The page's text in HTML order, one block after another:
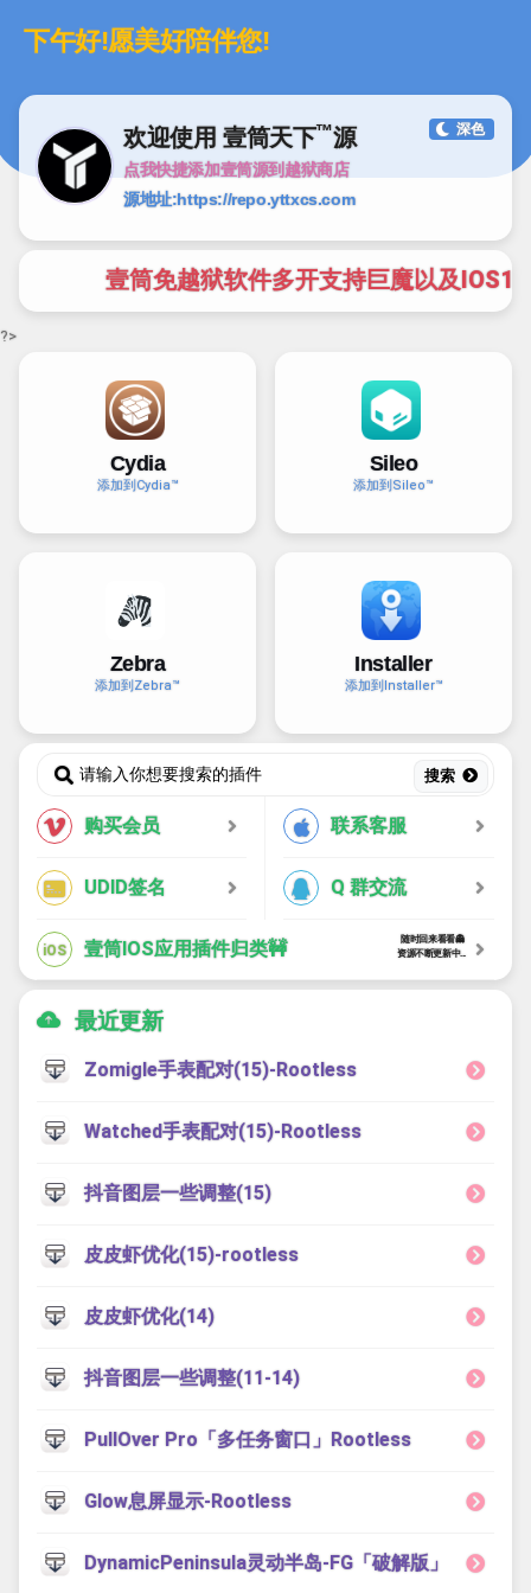
下午好!愿美好陪伴您!
深色
欢迎使用 壹筒天下™源
点我快捷添加壹筒源到越狱商店
源地址:https://repo.yttxcs.com
壹筒免越狱软件多开支持巨魔以及
?>
Cydia
添加到Cydia™
Sileo
添加到Sileo™
Zebra
添加到Zebra™
Installer
添加到Installer™
搜索
购买会员
UDID签名
联系客服
Q 群交流
iOS 壹筒IOS应用插件归类🚧
随时回来看看👻
资源不断更新中...
最近更新
Zomigle手表配对(15)-Rootless
Watched手表配对(15)-Rootless
抖音图层一些调整(15)
皮皮虾优化(15)-rootless
皮皮虾优化(14)
抖音图层一些调整(11-14)
PullOver Pro「多任务窗口」Rootless
Glow息屏显示-Rootless
DynamicPeninsula灵动半岛-FG「破解版」
点我直接联系客服QQ599099084
壹筒越狱①群【点击加群】
13 IOS13插件列表 显示支持IOS13的插件
IOS12插件列表
IOS12插件列表 显示支持IOS12的插件
版权所有